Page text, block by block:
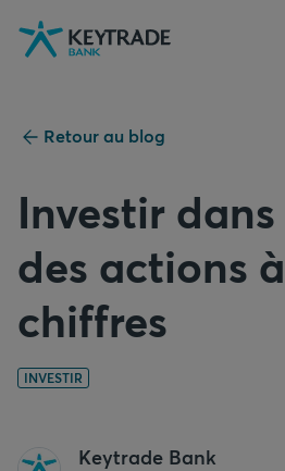
Aller
Aller
Aller
au
Retour au blog
Investir
des actions
chiffres
INVESTIR
Keytrade Bank